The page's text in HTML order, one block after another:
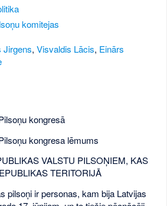
komitejas
Jirgens,Visvaldis Lācis, Einārs
kongresā
kongresa lēmums
VALSTU PILSOŅIEM, KAS
TERITORIJĀ
pilsoņi ir personas, kam bija Latvijas